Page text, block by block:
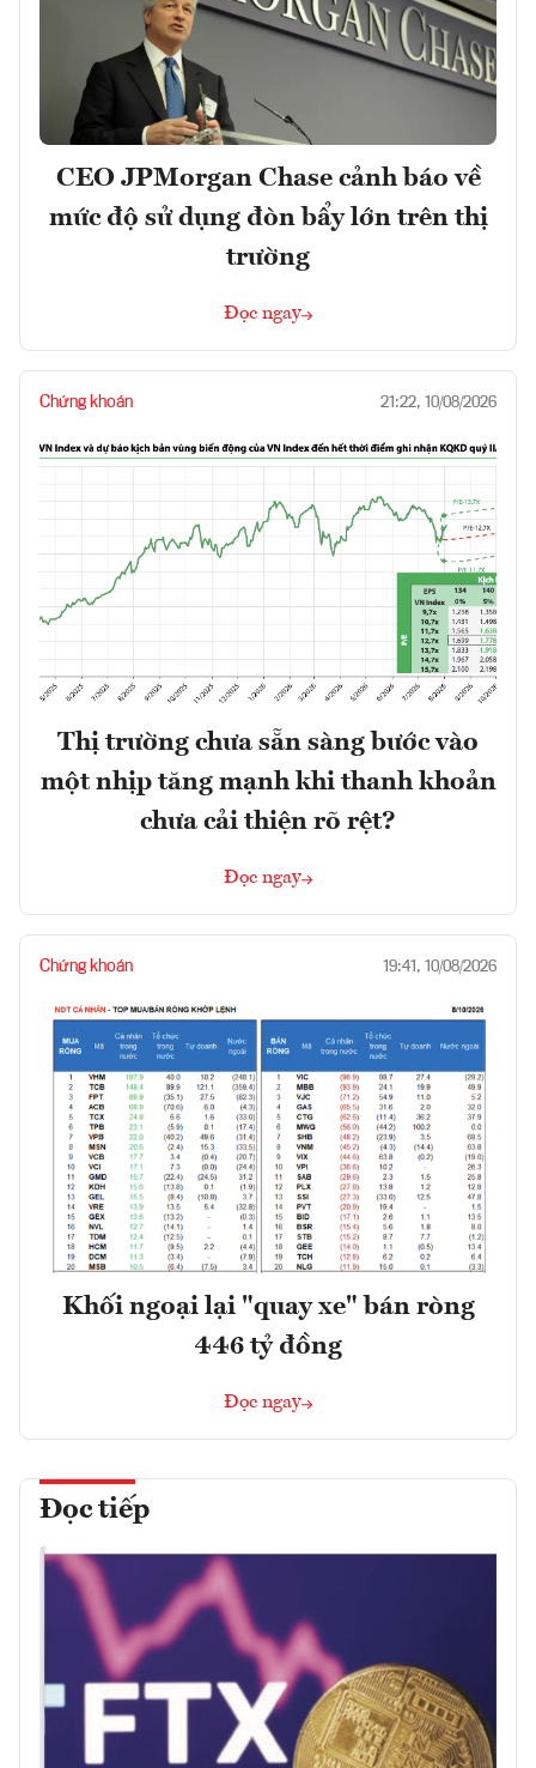
CEO JPMorgan Chase cảnh báo về
mức độ sử dụng đòn bẩy lớn trên thị
trường
Đọc ngay
Chứng khoán 21:22, 10/08/2026
Thị trường chưa sẵn sàng bước vào
một nhịp tăng mạnh khi thanh khoản
chưa cải thiện rõ rệt?
Đọc ngay
Chứng khoán 19:41, 10/08/2026
Khối ngoại lại "quay xe" bán ròng
446 tỷ đồng
Đọc ngay
Đọc tiếp